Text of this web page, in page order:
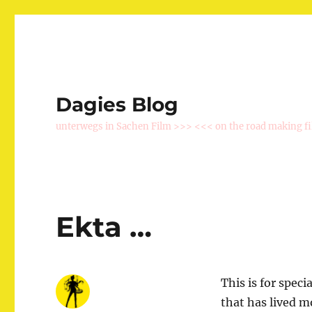
Dagies Blog
unterwegs in Sachen Film >>> <<< on the road making
Ekta …
This is for
that has lived